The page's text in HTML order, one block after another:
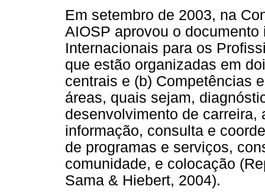
Em setembro de 2003, na
AIOSP aprovou o documento
Internacionais para os
que estão organizadas em
centrais e (b) Competências
áreas, quais sejam,
desenvolvimento de
informação, consulta e
de programas e serviços,
comunidade, e colocação
Sama & Hiebert, 2004).